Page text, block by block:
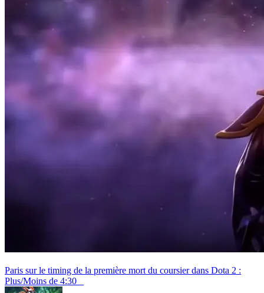
Paris sur le timing de la première mort du coursier dans Dota 2 :
Plus/Moins de 4:30